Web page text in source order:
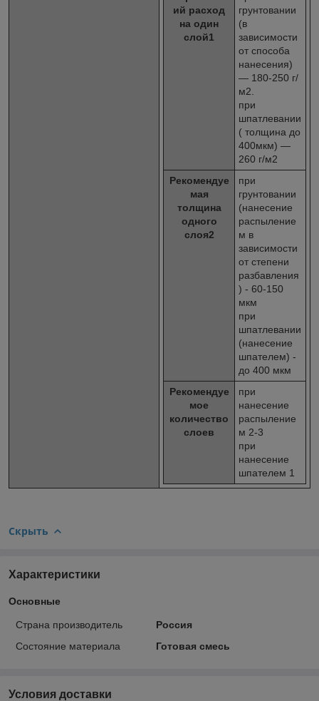
ий расход
на один
слой1
грунтовании
(в
зависимости
от способа
нанесения)
— 180-250 г/
м2.
при
шпатлевании
( толщина до
400мкм) —
260 г/м2
Рекомендуе
мая
толщина
одного
слоя2
при
грунтовании
(нанесение
распыление
м в
зависимости
от степени
разбавления
) - 60-150
мкм
при
шпатлевании
(нанесение
шпателем) -
до 400 мкм
Рекомендуе
мое
количество
слоев
при
нанесение
распыление
м 2-3
при
нанесение
шпателем 1
Скрыть
Характеристики
Основные
Страна производитель
Россия
Состояние материала
Готовая смесь
Условия доставки